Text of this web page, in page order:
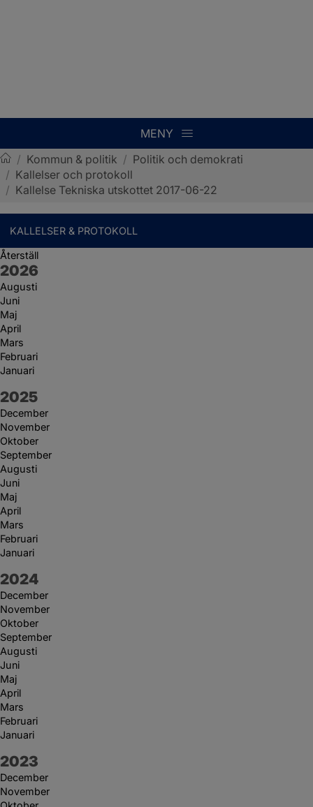
MENY
Sotenäs kommun
/ Kommun & politik / Politik och demokrati
/ Kallelser och protokoll
/ Kallelse Tekniska utskottet 2017-06-22
KALLELSER & PROTOKOLL
Återställ
År:
2026
Augusti
Juni
Maj
April
Mars
Februari
Januari
År:
2025
December
November
Oktober
September
Augusti
Juni
Maj
April
Mars
Februari
Januari
År:
2024
December
November
Oktober
September
Augusti
Juni
Maj
April
Mars
Februari
Januari
År:
2023
December
November